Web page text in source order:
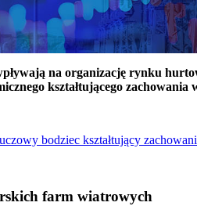
na organizację rynku
kształtującego
bodziec kształtujący
farm wiatrowych